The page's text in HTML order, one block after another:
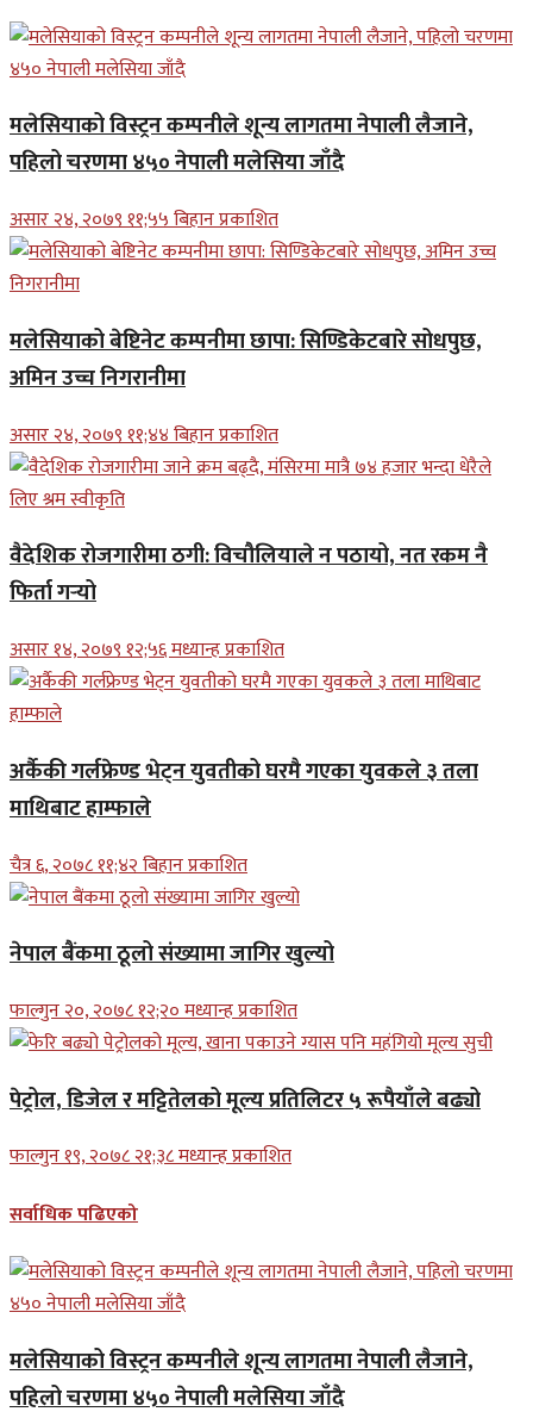
मलेसियाको विस्ट्रन कम्पनीले शून्य लागतमा नेपाली लैजाने,
पहिलो चरणमा ४५० नेपाली मलेसिया जाँदै
असार २४, २०७९ ११;५५ बिहान प्रकाशित
मलेसियाको बेष्टिनेट कम्पनीमा छापा: सिण्डिकेटबारे सोधपुछ,
अमिन उच्च निगरानीमा
असार २४, २०७९ ११;४४ बिहान प्रकाशित
वैदेशिक रोजगारीमा ठगी: विचौलियाले न पठायो, नत रकम नै
फिर्ता गर्‍यो
असार १४, २०७९ १२;५६ मध्यान्ह प्रकाशित
अर्कैकी गर्लफ्रेण्ड भेट्न युवतीको घरमै गएका युवकले ३ तला
माथिबाट हाम्फाले
चैत्र ६, २०७८ ११;४२ बिहान प्रकाशित
नेपाल बैंकमा ठूलो संख्यामा जागिर खुल्यो
फाल्गुन २०, २०७८ १२;२० मध्यान्ह प्रकाशित
पेट्रोल, डिजेल र मट्टितेलको मूल्य प्रतिलिटर ५ रूपैयाँले बढ्यो
फाल्गुन १९, २०७८ २१;३८ मध्यान्ह प्रकाशित
सर्वाधिक पढिएको
मलेसियाको विस्ट्रन कम्पनीले शून्य लागतमा नेपाली लैजाने,
पहिलो चरणमा ४५० नेपाली मलेसिया जाँदै